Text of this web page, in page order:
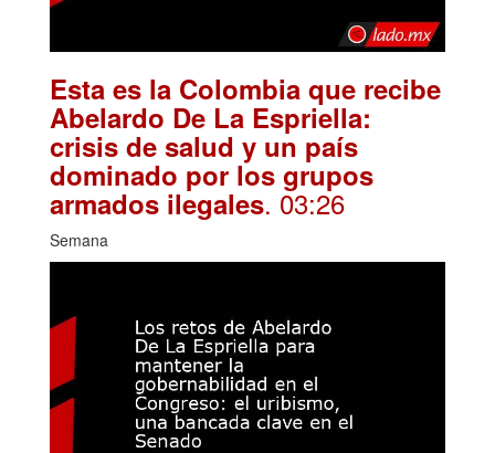
Esta es la Colombia que recibe
Abelardo De La Espriella:
crisis de salud y un país
dominado por los grupos
armados ilegales. 03:26
Semana